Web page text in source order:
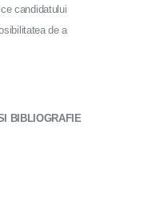
candidatului
de a